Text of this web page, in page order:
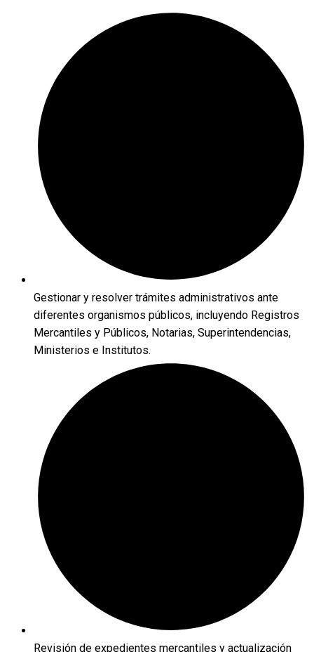
Gestionar y resolver trámites administrativos ante
diferentes organismos públicos, incluyendo Registros
Mercantiles y Públicos, Notarias, Superintendencias,
Ministerios e Institutos.
Revisión de expedientes mercantiles y actualización